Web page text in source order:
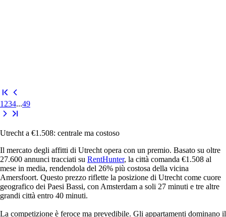
1 234...49
Utrecht a €1.508: centrale ma costoso
Il mercato degli affitti di Utrecht opera con un premio. Basato su oltre
27.600 annunci tracciati su RentHunter, la città comanda €1.508 al
mese in media, rendendola del 26% più costosa della vicina
Amersfoort. Questo prezzo riflette la posizione di Utrecht come cuore
geografico dei Paesi Bassi, con Amsterdam a soli 27 minuti e tre altre
grandi città entro 40 minuti.
La competizione è feroce ma prevedibile. Gli appartamenti dominano il